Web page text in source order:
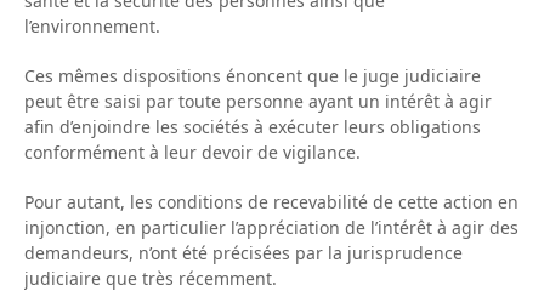
l’environnement.
Ces mêmes dispositions énoncent que le juge judiciaire
peut être saisi par toute personne ayant un intérêt à agir
afin d’enjoindre les sociétés à exécuter leurs obligations
conformément à leur devoir de vigilance.
Pour autant, les conditions de recevabilité de cette action en
injonction, en particulier l’appréciation de l’intérêt à agir des
demandeurs, n’ont été précisées par la jurisprudence
judiciaire que très récemment.